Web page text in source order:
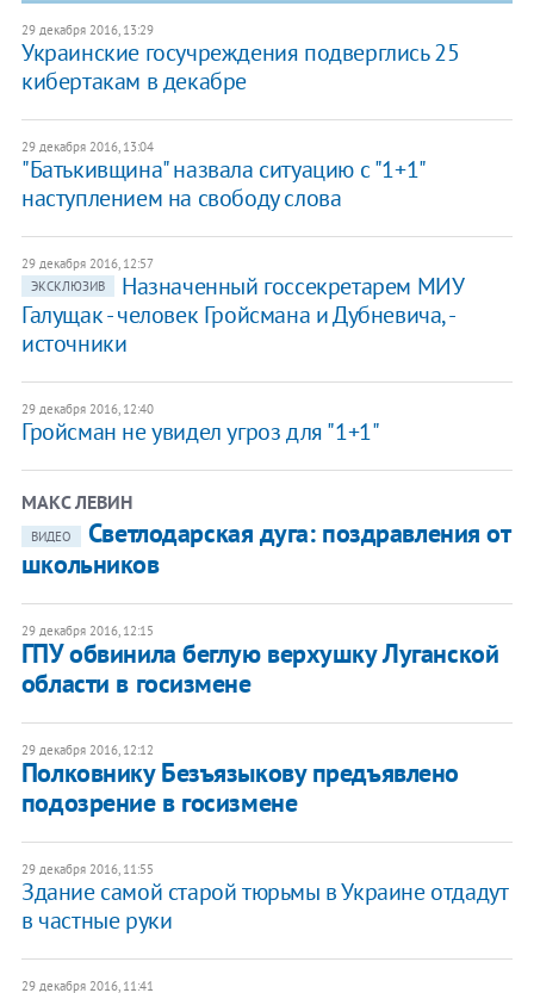
29 декабря 2016, 13:29
Украинские госучреждения подверглись 25
кибертакам в декабре
29 декабря 2016, 13:04
"Батькивщина" назвала ситуацию с "1+1"
наступлением на свободу слова
29 декабря 2016, 12:57
ЭКСКЛЮЗИВ
Назначенный госсекретарем МИУ
Галущак - человек Гройсмана и Дубневича, -
источники
29 декабря 2016, 12:40
Гройсман не увидел угроз для "1+1"
МАКС ЛЕВИН
ВИДЕО
Светлодарская дуга: поздравления от
школьников
29 декабря 2016, 12:15
ГПУ обвинила беглую верхушку Луганской
области в госизмене
29 декабря 2016, 12:12
Полковнику Безъязыкову предъявлено
подозрение в госизмене
29 декабря 2016, 11:55
Здание самой старой тюрьмы в Украине отдадут
в частные руки
29 декабря 2016, 11:41